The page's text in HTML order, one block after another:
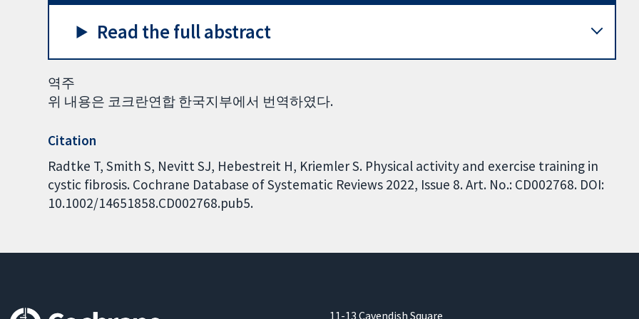
Read the full abstract
역주
위 내용은 코크란연합 한국지부에서 번역하였다.
Citation
Radtke T, Smith S, Nevitt SJ, Hebestreit H, Kriemler S. Physical activity and exercise training in
cystic fibrosis. Cochrane Database of Systematic Reviews 2022, Issue 8. Art. No.: CD002768. DOI:
10.1002/14651858.CD002768.pub5.
11-13 Cavendish Square